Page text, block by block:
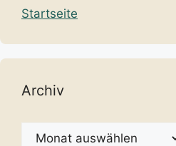
Startseite
Archiv
Archiv